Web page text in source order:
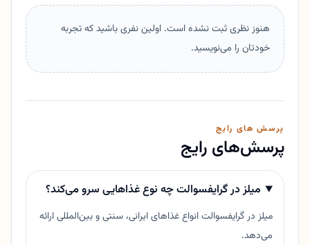
هنوز نظری ثبت نشده است. اولین نفری باشید که تجربه
خودتان را می‌نویسید.
پرسش های رایج
پرسش‌های رایج
میلز در گرایفسوالت چه نوع غذاهایی سرو می‌کند؟
میلز در گرایفسوالت انواع غذاهای ایرانی، سنتی و بین‌المللی ارائه
می‌دهد.